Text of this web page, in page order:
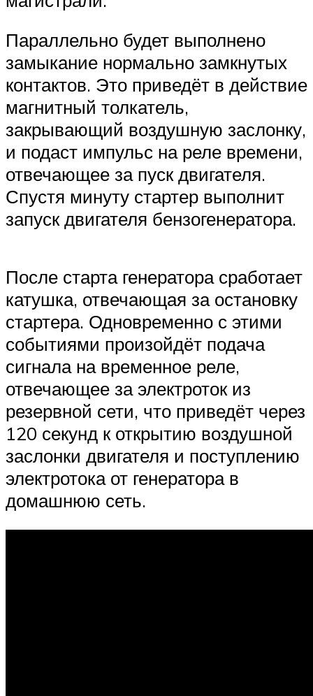
Параллельно будет выполнено
замыкание нормально замкнутых
контактов. Это приведёт в действие
магнитный толкатель,
закрывающий воздушную заслонку,
и подаст импульс на реле времени,
отвечающее за пуск двигателя.
Спустя минуту стартер выполнит
запуск двигателя бензогенератора.
После старта генератора сработает
катушка, отвечающая за остановку
стартера. Одновременно с этими
событиями произойдёт подача
сигнала на временное реле,
отвечающее за электроток из
резервной сети, что приведёт через
120 секунд к открытию воздушной
заслонки двигателя и поступлению
электротока от генератора в
домашнюю сеть.